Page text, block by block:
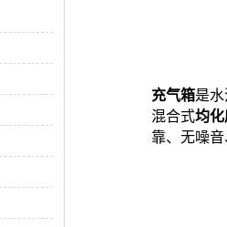
充气箱是
混合式均化
靠、无噪